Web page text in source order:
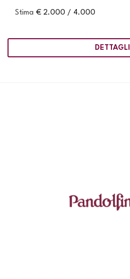
Stima € 2.000 / 4.000
DETTAGLI